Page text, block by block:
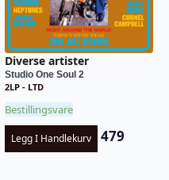
Diverse artister
Studio One Soul 2
2LP - LTD
Bestillingsvare
Legg I Handlekurv 479